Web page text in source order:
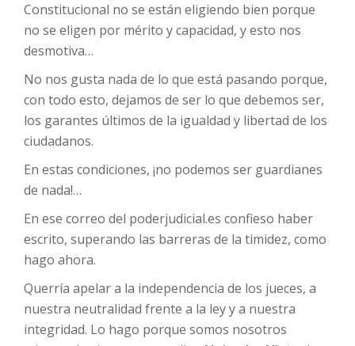
Constitucional no se están eligiendo bien porque
no se eligen por mérito y capacidad, y esto nos
desmotiva…
No nos gusta nada de lo que está pasando porque,
con todo esto, dejamos de ser lo que debemos ser,
los garantes últimos de la igualdad y libertad de los
ciudadanos.
En estas condiciones, ¡no podemos ser guardianes
de nada!…
En ese correo del poderjudicial.es confieso haber
escrito, superando las barreras de la timidez, como
hago ahora.
Querría apelar a la independencia de los jueces, a
nuestra neutralidad frente a la ley y a nuestra
integridad. Lo hago porque somos nosotros